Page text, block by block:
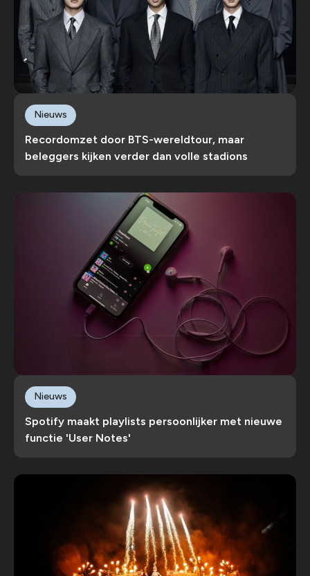
Recordomzet door BTS-wereldtour, maar
beleggers kijken verder dan volle stadions
Nieuws
Spotify maakt playlists persoonlijker met nieuwe
functie 'User Notes'
Nieuws